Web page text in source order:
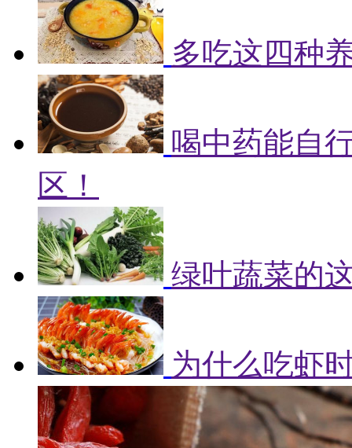
多吃这四种
喝中药能自
区！
绿叶蔬菜的
为什么吃虾